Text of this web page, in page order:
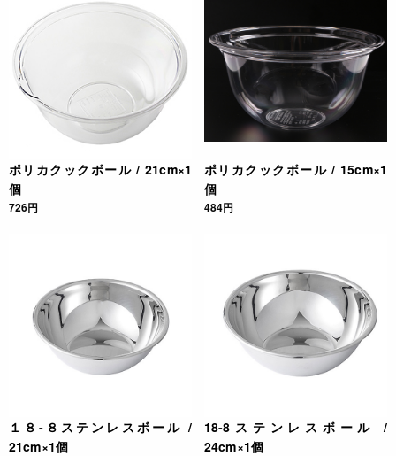
ポリカクックボール / 21cm×1
個
726円
ポリカクックボール / 15cm×1
個
484円
１８-８ステンレスボール /
21cm×1個
18-8ステンレスボール /
24cm×1個